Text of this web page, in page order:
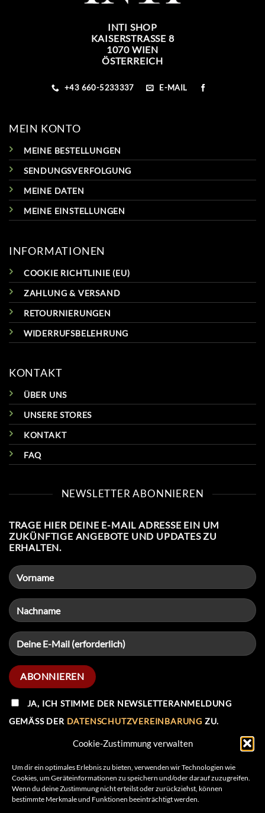
Cookie-Zustimmung verwalten
Um dir ein optimales Erlebnis zu bieten, verwenden wir Technologien wie
Cookies, um Geräteinformationen zu speichern und/oder darauf zuzugreifen.
Wenn du deine Zustimmung nicht erteilst oder zurückziehst, können
bestimmte Merkmale und Funktionen beeinträchtigt werden.
INTI SHOP
KAISERSTRASSE 8
1070 WIEN
ÖSTERREICH
+43 660-5233337 E-MAIL
MEIN KONTO
MEINE BESTELLUNGEN
SENDUNGSVERFOLGUNG
MEINE DATEN
MEINE EINSTELLUNGEN
INFORMATIONEN
COOKIE RICHTLINIE (EU)
ZAHLUNG & VERSAND
RETOURNIERUNGEN
WIDERRUFSBELEHRUNG
KONTAKT
ÜBER UNS
UNSERE STORES
KONTAKT
FAQ
NEWSLETTER ABONNIEREN
TRAGE HIER DEINE E-MAIL ADRESSE EIN UM
ZUKÜNFTIGE ANGEBOTE UND UPDATES ZU
ERHALTEN.
JA, ICH STIMME DER NEWSLETTERANMELDUNG
GEMÄSS DER DATENSCHUTZVEREINBARUNG ZU.
IMPRESSUM AGB DATENSCHUTZ